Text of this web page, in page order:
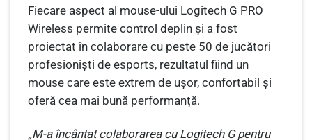
Fiecare aspect al mouse-ului Logitech G PRO
Wireless permite control deplin și a fost
proiectat în colaborare cu peste 50 de jucători
profesioniști de esports, rezultatul fiind un
mouse care este extrem de ușor, confortabil și
oferă cea mai bună performanță.
„M-a încântat colaborarea cu Logitech G pentru